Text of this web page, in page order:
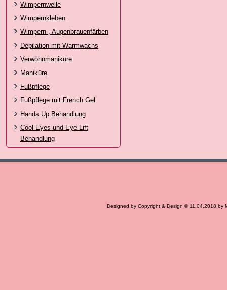
Wimpernwelle
Wimpernkleben
Wimpern-, Augenbrauenfärben
Depilation mit Warmwachs
Verwöhnmaniküre
Maniküre
Fußpflege
Fußpflege mit French Gel
Hands Up Behandlung
Cool Eyes und Eye Lift
Behandlung
Designed by Copyright & Design © 11.04.2018 by